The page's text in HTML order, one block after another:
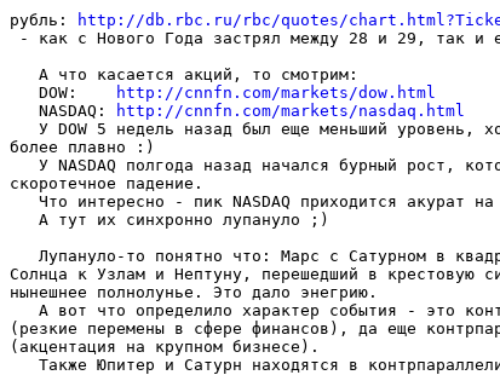
рубль:
http://db.rbc.ru/rbc/quotes/
- как с Нового Года застрял между 28 и 29, так и
   А что касается акций, то смотрим:
   DOW:
http://cnnfn.com/markets/dow.html
   NASDAQ:
http://cnnfn.com/markets/nasdaq.html
У DOW 5 недель назад был еще меньший уровень,
более плавно :)
У NASDAQ полгода назад начался бурный рост,
скоротечное падение.
Что интересно - пик NASDAQ приходится акурат на
   А тут их синхронно лупануло ;)
Лупануло-то понятно что: Марс с Сатурном в
Солнца к Узлам и Нептуну, перешедший в крестовую
нынешнее полнолунье. Это дало энегрию.
А вот что определило характер события - это
(резкие перемены в сфере финансов), да еще
(акцентация на крупном бизнесе).
Также Юпитер и Сатурн находятся в